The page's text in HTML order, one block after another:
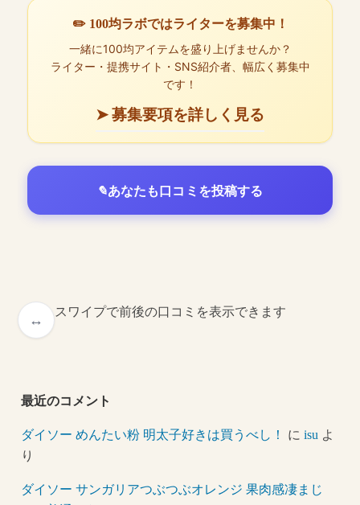
✏️ 100均ラボではライターを募集中！
一緒に100均アイテムを盛り上げませんか？
ライター・提携サイト・SNS紹介者、幅広く募集中
です！
➤ 募集要項を詳しく見る
あなたも口コミを投稿する
スワイプで前後の口コミを表示できます
最近のコメント
ダイソー めんたい粉 明太子好きは買うべし！ にisu よ
り
ダイソー サンガリアつぶつぶオレンジ 果肉感凄まじ